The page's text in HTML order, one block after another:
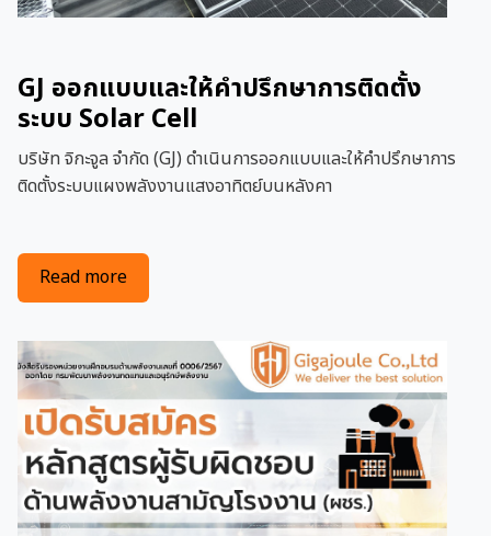
GJ ออกแบบและให้คำปรึกษาการติดตั้ง
ระบบ Solar Cell
บริษัท จิกะจูล จำกัด (GJ) ดำเนินการออกแบบและให้คำปรึกษาการ
ติดตั้งระบบแผงพลังงานแสงอาทิตย์บนหลังคา
Read moreabout GJ ออกแบบและให้คำปรึกษาการติดตั้งระบบ